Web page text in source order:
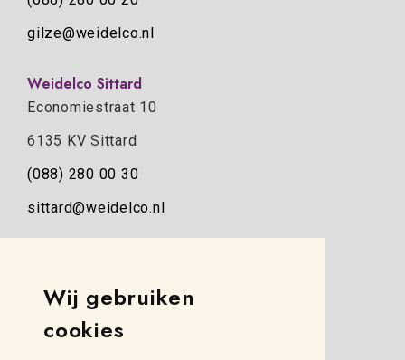
Wij gebruiken
cookies
gilze@weidelco.nl
Weidelco Sittard
Economiestraat 10
6135 KV Sittard
(088) 280 00 30
sittard@weidelco.nl